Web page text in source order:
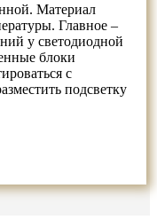
Материал
Главное –
у светодиодной
блоки
с
подсветку